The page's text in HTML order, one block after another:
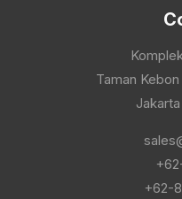
Taman
Jakarta
+62-